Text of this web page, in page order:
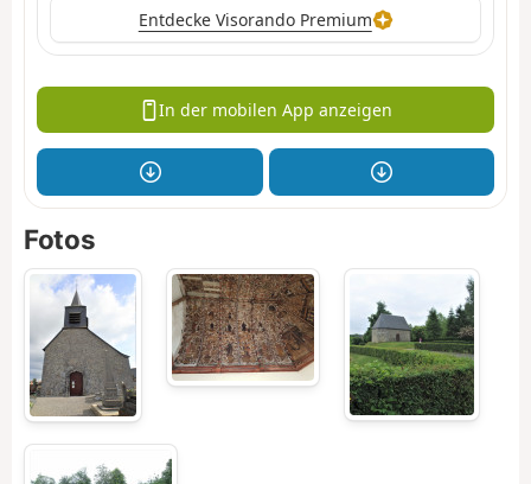
Entdecke Visorando Premium
In der mobilen App anzeigen
Fotos